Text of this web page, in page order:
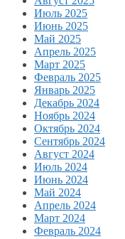
Июль 2025
Июнь 2025
Май 2025
Апрель 2025
Март 2025
Февраль 2025
Январь 2025
Декабрь 2024
Ноябрь 2024
Октябрь 2024
Сентябрь 2024
Август 2024
Июль 2024
Июнь 2024
Май 2024
Апрель 2024
Март 2024
Февраль 2024